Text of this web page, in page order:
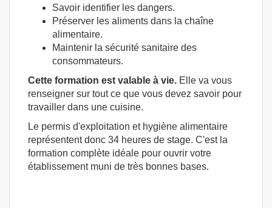
Savoir identifier les dangers.
Préserver les aliments dans la chaîne
alimentaire.
Maintenir la sécurité sanitaire des
consommateurs.
Cette formation est valable à vie. Elle va vous
renseigner sur tout ce que vous devez savoir pour
travailler dans une cuisine.
Le permis d'exploitation et hygiène alimentaire
représentent donc 34 heures de stage. C'est la
formation complète idéale pour ouvrir votre
établissement muni de très bonnes bases.